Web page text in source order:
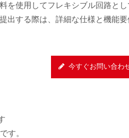
を使用してフレキシブル回路とし
出する際は、詳細な仕様と機能要
今すぐお問い合わ
す。